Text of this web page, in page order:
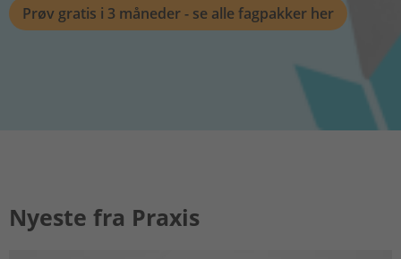
Prøv gratis i 3 måneder - se alle fagpakker her
Nyeste fra Praxis